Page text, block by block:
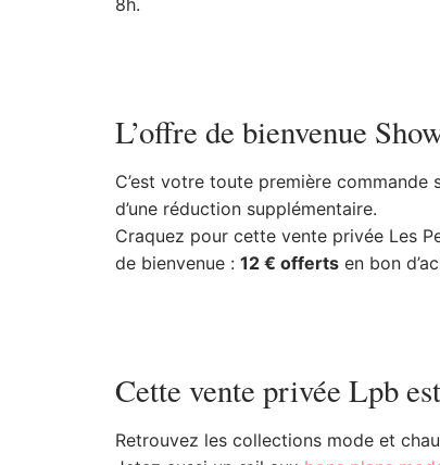
L’offre de bienvenue
C’est votre toute première commande
d’une réduction supplémentaire.
Craquez pour cette vente privée Les
de bienvenue : 12 € offertsen bon
Cette vente privée Lpb
Retrouvez les collections mode et